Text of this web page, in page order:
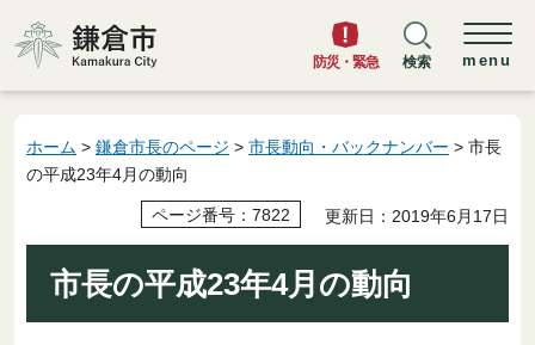
鎌倉市
防災・緊急 検索 menu
ホーム > 鎌倉市長のページ > 市長動向・バックナンバー > 市長
の平成23年4月の動向
ページ番号：7822 更新日：2019年6月17日
市長の平成23年4月の動向